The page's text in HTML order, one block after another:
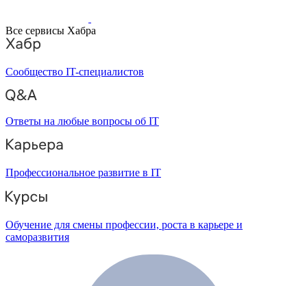
Все сервисы Хабра
Сообщество IT-специалистов
Ответы на любые вопросы об IT
Профессиональное развитие в IT
Обучение для смены профессии, роста в карьере и
саморазвития